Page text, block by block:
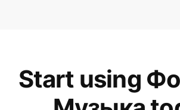
Start using